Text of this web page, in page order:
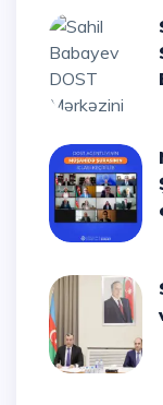
Sahil
Nazir